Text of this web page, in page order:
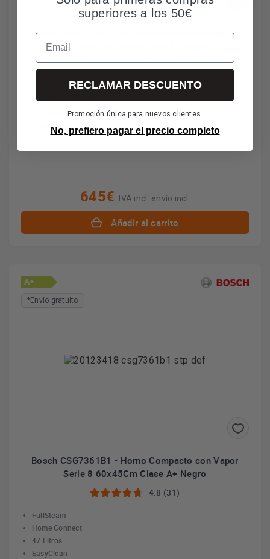
Bosch HBA572EB3 - Horno Multifunción de 60 Cm
Limpieza Pirolítica Clase A+ Negro
4.9 (9)
10 Programas Automáticos
Limpieza Pirolítica
7 Funciones
645€ IVA incl. envío incl.
Añadir al carrito
A+
*Envío gratuito
Bosch CSG7361B1 - Horno Compacto con Vapor
Serie 8 60x45Cm Clase A+ Negro
4.8 (31)
FullSteam
Home Connect
47 Litros
EasyClean
superiores a los 50€
Email
RECLAMAR DESCUENTO
Promoción única para nuevos clientes.
No, prefiero pagar el precio completo